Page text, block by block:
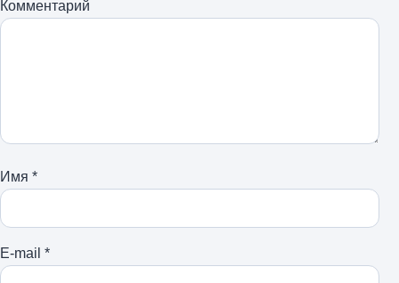
Комментарий
Имя *
E-mail *